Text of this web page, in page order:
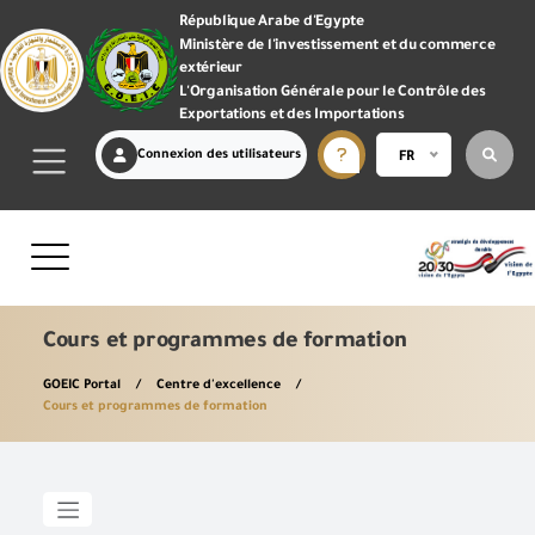
République Arabe d'Egypte
Ministère de l'investissement et du commerce
extérieur
L'Organisation Générale pour le Contrôle des
Exportations et des Importations
Connexion des utilisateurs FR
Cours et programmes de formation
GOEIC Portal
Centre d'excellence
Cours et programmes de formation